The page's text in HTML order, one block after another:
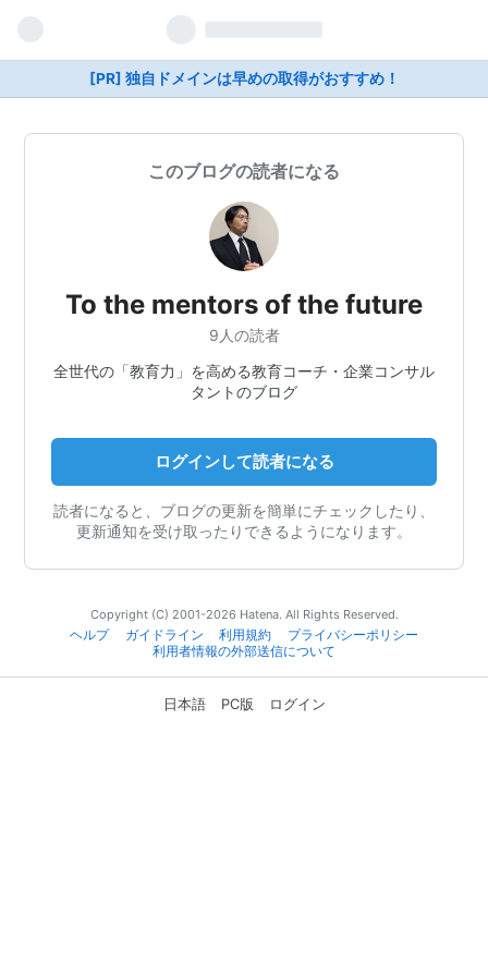
[PR] 独自ドメインは早めの取得がおすすめ！
このブログの読者になる
To the mentors of the future
9人の読者
全世代の「教育力」を高める教育コーチ・企業コンサル
タントのブログ
ログインして読者になる
読者になると、ブログの更新を簡単にチェックしたり、
更新通知を受け取ったりできるようになります。
Copyright (C) 2001-2026 Hatena. All Rights Reserved.
ヘルプ
ガイドライン 利用規約
プライバシーポリシー
利用者情報の外部送信について
日本語 PC版 ログイン